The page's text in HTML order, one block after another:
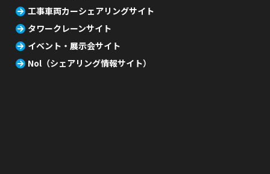
工事車両カーシェアリングサイト
タワークレーンサイト
イベント・展示会サイト
Nol（シェアリング情報サイト）